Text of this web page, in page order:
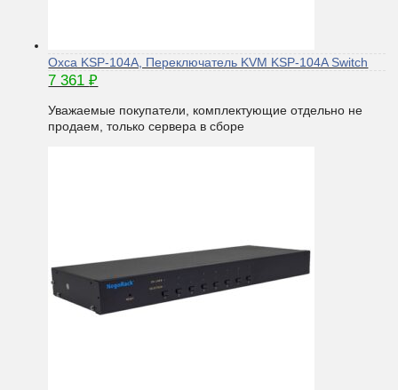
Oxca KSP-104A, Переключатель KVM KSP-104A Switch
7 361₽
Уважаемые покупатели, комплектующие отдельно не
продаем, только сервера в сборе